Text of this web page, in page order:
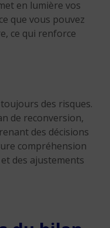
en lumière vos
que vous pouvez
ce qui renforce
des risques.
de reconversion,
des décisions
compréhension
des ajustements